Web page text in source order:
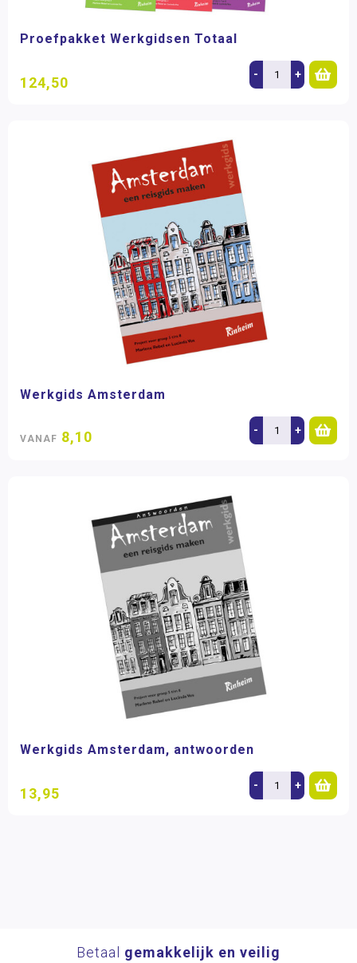
Proefpakket Werkgidsen Totaal
124,50 - +
Werkgids Amsterdam
VANAF 8,10 - +
Werkgids Amsterdam, antwoorden
13,95 - +
Betaal gemakkelijk en veilig